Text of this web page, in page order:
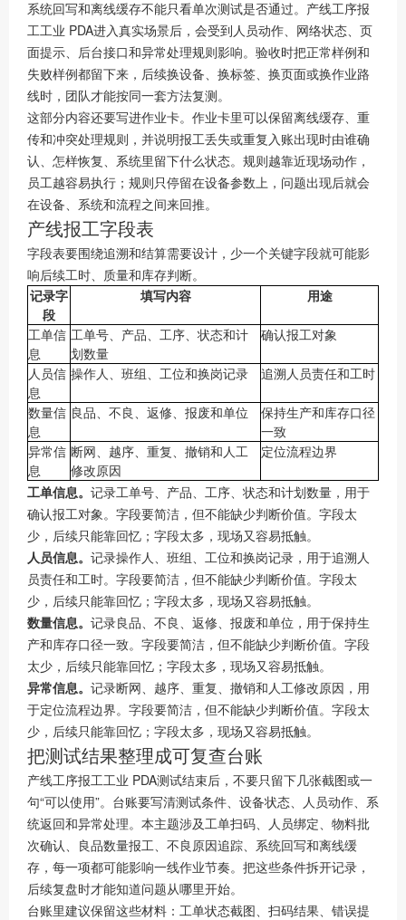
系统回写和离线缓存不能只看单次测试是否通过。产线工序报
工工业 PDA进入真实场景后，会受到人员动作、网络状态、页
面提示、后台接口和异常处理规则影响。验收时把正常样例和
失败样例都留下来，后续换设备、换标签、换页面或换作业路
线时，团队才能按同一套方法复测。
这部分内容还要写进作业卡。作业卡里可以保留离线缓存、重
传和冲突处理规则，并说明报工丢失或重复入账出现时由谁确
认、怎样恢复、系统里留下什么状态。规则越靠近现场动作，
员工越容易执行；规则只停留在设备参数上，问题出现后就会
在设备、系统和流程之间来回推。
产线报工字段表
字段表要围绕追溯和结算需要设计，少一个关键字段就可能影
响后续工时、质量和库存判断。
记录字
段
填写内容 用途
工单信
息
工单号、产品、工序、状态和计
划数量
确认报工对象
人员信
息
操作人、班组、工位和换岗记录 追溯人员责任和工时
数量信
息
良品、不良、返修、报废和单位
保持生产和库存口径
一致
异常信
息
断网、越序、重复、撤销和人工
修改原因
定位流程边界
工单信息。 记录工单号、产品、工序、状态和计划数量，用于
确认报工对象。字段要简洁，但不能缺少判断价值。字段太
少，后续只能靠回忆；字段太多，现场又容易抵触。
人员信息。 记录操作人、班组、工位和换岗记录，用于追溯人
员责任和工时。字段要简洁，但不能缺少判断价值。字段太
少，后续只能靠回忆；字段太多，现场又容易抵触。
数量信息。 记录良品、不良、返修、报废和单位，用于保持生
产和库存口径一致。字段要简洁，但不能缺少判断价值。字段
太少，后续只能靠回忆；字段太多，现场又容易抵触。
异常信息。 记录断网、越序、重复、撤销和人工修改原因，用
于定位流程边界。字段要简洁，但不能缺少判断价值。字段太
少，后续只能靠回忆；字段太多，现场又容易抵触。
把测试结果整理成可复查台账
产线工序报工工业 PDA测试结束后，不要只留下几张截图或一
句“可以使用”。台账要写清测试条件、设备状态、人员动作、系
统返回和异常处理。本主题涉及工单扫码、人员绑定、物料批
次确认、良品数量报工、不良原因追踪、系统回写和离线缓
存，每一项都可能影响一线作业节奏。把这些条件拆开记录，
后续复盘时才能知道问题从哪里开始。
台账里建议保留这些材料：工单状态截图、扫码结果、错误提